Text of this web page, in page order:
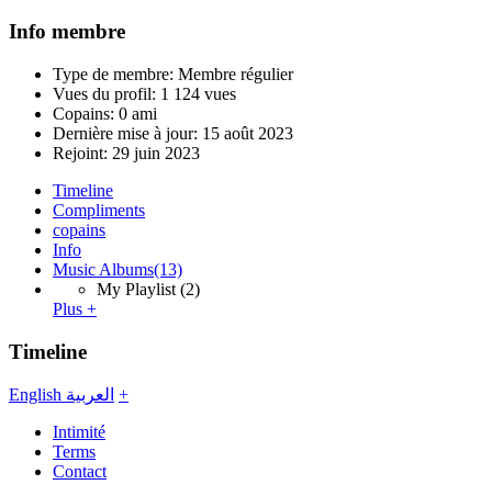
Info membre
Type de membre: Membre régulier
Vues du profil: 1 124 vues
Copains: 0 ami
Dernière mise à jour: 15 août 2023
Rejoint: 29 juin 2023
Timeline
Compliments
copains
Info
Music Albums(13)
My Playlist (2)
Plus +
Timeline
English العربية +
Intimité
Terms
Contact